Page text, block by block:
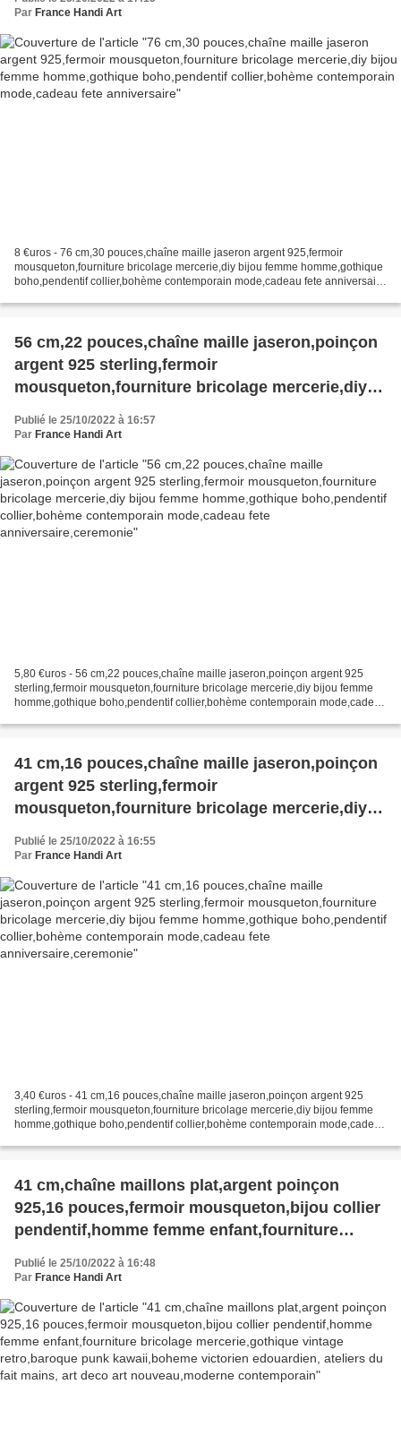
mode,cadeau fete anniversaire
Par France Handi Art
8 €uros - 76 cm,30 pouces,chaîne maille jaseron argent 925,fermoir
mousqueton,fourniture bricolage mercerie,diy bijou femme homme,gothique
boho,pendentif collier,bohème contemporain mode,cadeau fete anniversaire
56 cm,22 pouces,chaîne maille jaseron,poinçon
argent 925 sterling,fermoir
mousqueton,fourniture bricolage mercerie,diy
collier,bohème contemporain mode,cadeau fete
Publié le 25/10/2022 à 16:57
Par France Handi Art
5,80 €uros - 56 cm,22 pouces,chaîne maille jaseron,poinçon argent 925
sterling,fermoir mousqueton,fourniture bricolage mercerie,diy bijou femme
homme,gothique boho,pendentif collier,bohème contemporain mode,cadeau
41 cm,16 pouces,chaîne maille jaseron,poinçon
argent 925 sterling,fermoir
mousqueton,fourniture bricolage mercerie,diy
bijou femme homme,gothique boho,pendentif
collier,bohème contemporain mode,cadeau fete
Publié le 25/10/2022 à 16:55
Par France Handi Art
3,40 €uros - 41 cm,16 pouces,chaîne maille jaseron,poinçon argent 925
sterling,fermoir mousqueton,fourniture bricolage mercerie,diy bijou femme
homme,gothique boho,pendentif collier,bohème contemporain mode,cadeau
41 cm,chaîne maillons plat,argent poinçon
925,16 pouces,fermoir mousqueton,bijou collier
pendentif,homme femme enfant,fourniture
retro,baroque punk kawaii,boheme victorien
nouveau,moderne contemporain
Publié le 25/10/2022 à 16:48
Par France Handi Art